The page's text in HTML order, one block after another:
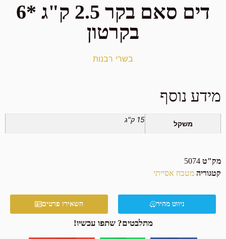
דים סאם בקר 2.5 ק"ג *6
בקרטון
בשרי רבנות
מידע נוסף
משקל 15 ק"ג
מק"ט 5074
קטגוריה מטבח אסייתי
ניווט מהיר השאירו פרטים
מתלבטים? שתפו עכשיו!